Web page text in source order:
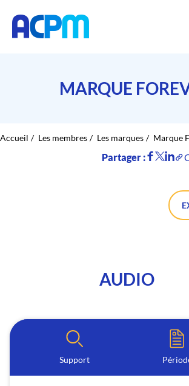
MARQUE
Accueil Les membres Les marques Marque
Partager :
AUDIO
Support